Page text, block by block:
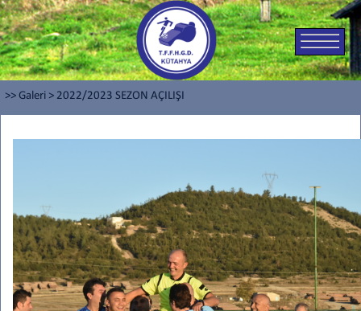
>> Galeri > 2022/2023 SEZON AÇILIŞI